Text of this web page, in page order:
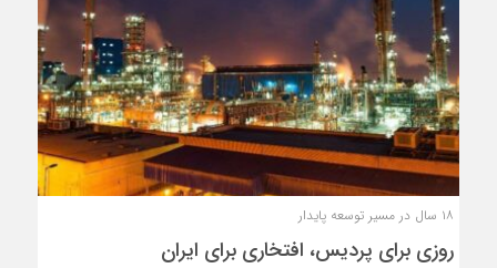
۱۸ سال در مسیر توسعه پایدار
روزی برای پردیس، افتخاری برای ایران